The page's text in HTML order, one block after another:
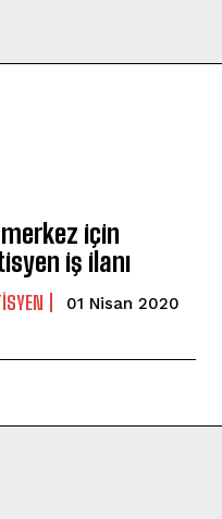
için
iş ilanı
01 Nisan 2020